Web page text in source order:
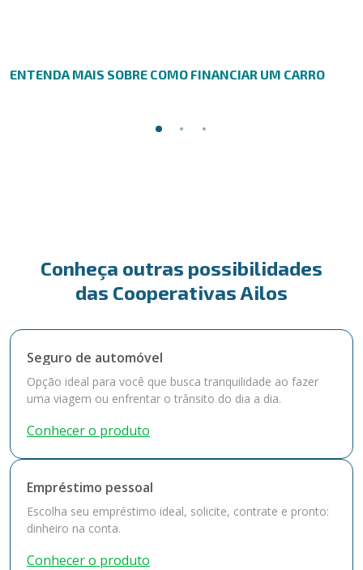
ENTENDA MAIS SOBRE COMO FINANCIAR UM CARRO
Conheça outras possibilidades
das Cooperativas Ailos
Seguro de automóvel
Opção ideal para você que busca tranquilidade ao fazer
uma viagem ou enfrentar o trânsito do dia a dia.
Conhecer o produto
Empréstimo pessoal
Escolha seu empréstimo ideal, solicite, contrate e pronto:
dinheiro na conta.
Conhecer o produto